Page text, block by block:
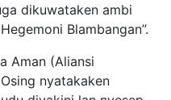
dikuwataken ambi
Blambangan”.
Aman (Aliansi
nyatakaken